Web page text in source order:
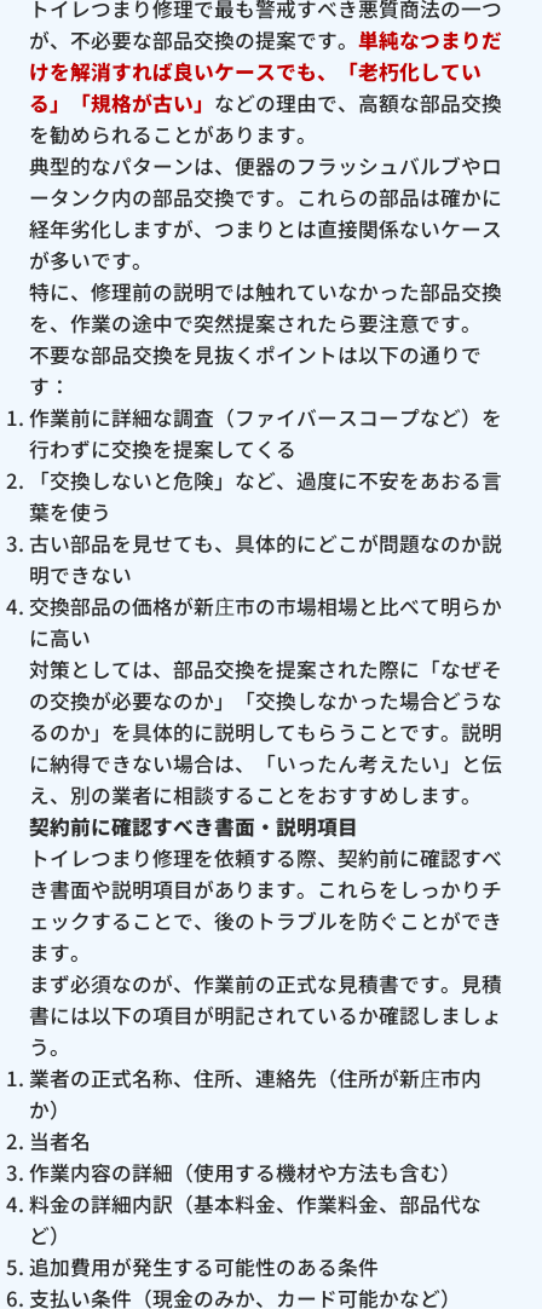
トイレつまり修理で最も警戒すべき悪質商法の一つ
が、不必要な部品交換の提案です。 単純なつまりだ
けを解消すれば良いケースでも、「老朽化してい
る」「規格が古い」 などの理由で、高額な部品交換
を勧められることがあります。
典型的なパターンは、便器のフラッシュバルブやロ
ータンク内の部品交換です。これらの部品は確かに
経年劣化しますが、つまりとは直接関係ないケース
が多いです。
特に、修理前の説明では触れていなかった部品交換
を、作業の途中で突然提案されたら要注意です。
不要な部品交換を見抜くポイントは以下の通りで
す：
作業前に詳細な調査（ファイバースコープなど）を
行わずに交換を提案してくる
「交換しないと危険」など、過度に不安をあおる言
葉を使う
古い部品を見せても、具体的にどこが問題なのか説
明できない
交換部品の価格が新庄市の市場相場と比べて明らか
に高い
対策としては、部品交換を提案された際に「なぜそ
の交換が必要なのか」「交換しなかった場合どうな
るのか」を具体的に説明してもらうことです。説明
に納得できない場合は、「いったん考えたい」と伝
え、別の業者に相談することをおすすめします。
契約前に確認すべき書面・説明項目
トイレつまり修理を依頼する際、契約前に確認すべ
き書面や説明項目があります。これらをしっかりチ
ェックすることで、後のトラブルを防ぐことができ
ます。
まず必須なのが、作業前の正式な見積書です。見積
書には以下の項目が明記されているか確認しましょ
う。
業者の正式名称、住所、連絡先（住所が新庄市内
か）
当者名
作業内容の詳細（使用する機材や方法も含む）
料金の詳細内訳（基本料金、作業料金、部品代な
ど）
追加費用が発生する可能性のある条件
支払い条件（現金のみか、カード可能かなど）